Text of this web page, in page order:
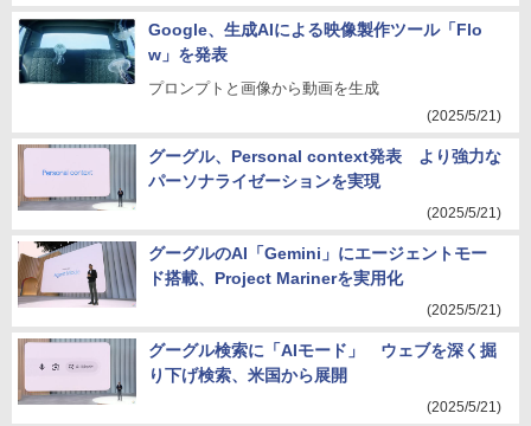
Google、生成AIによる映像製作ツール「Flo
w」を発表
プロンプトと画像から動画を生成
(2025/5/21)
グーグル、Personal context発表 より強力な
パーソナライゼーションを実現
(2025/5/21)
グーグルのAI「Gemini」にエージェントモー
ド搭載、Project Marinerを実用化
(2025/5/21)
グーグル検索に「AIモード」 ウェブを深く掘
り下げ検索、米国から展開
(2025/5/21)